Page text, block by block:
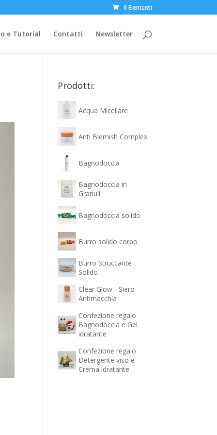
0 Elementi
e Tutorial Contatti Newsletter
Prodotti:
Acqua Micellare
Anti Blemish Complex
Bagnodoccia
Bagnodoccia in
Granuli
Bagnodoccia solido
Burro solido corpo
Burro Struccante
Solido
Clear Glow - Siero
Antimacchia
Confezione regalo
Bagnodoccia e Gel
idratante
Confezione regalo
Detergente viso e
Crema idratante